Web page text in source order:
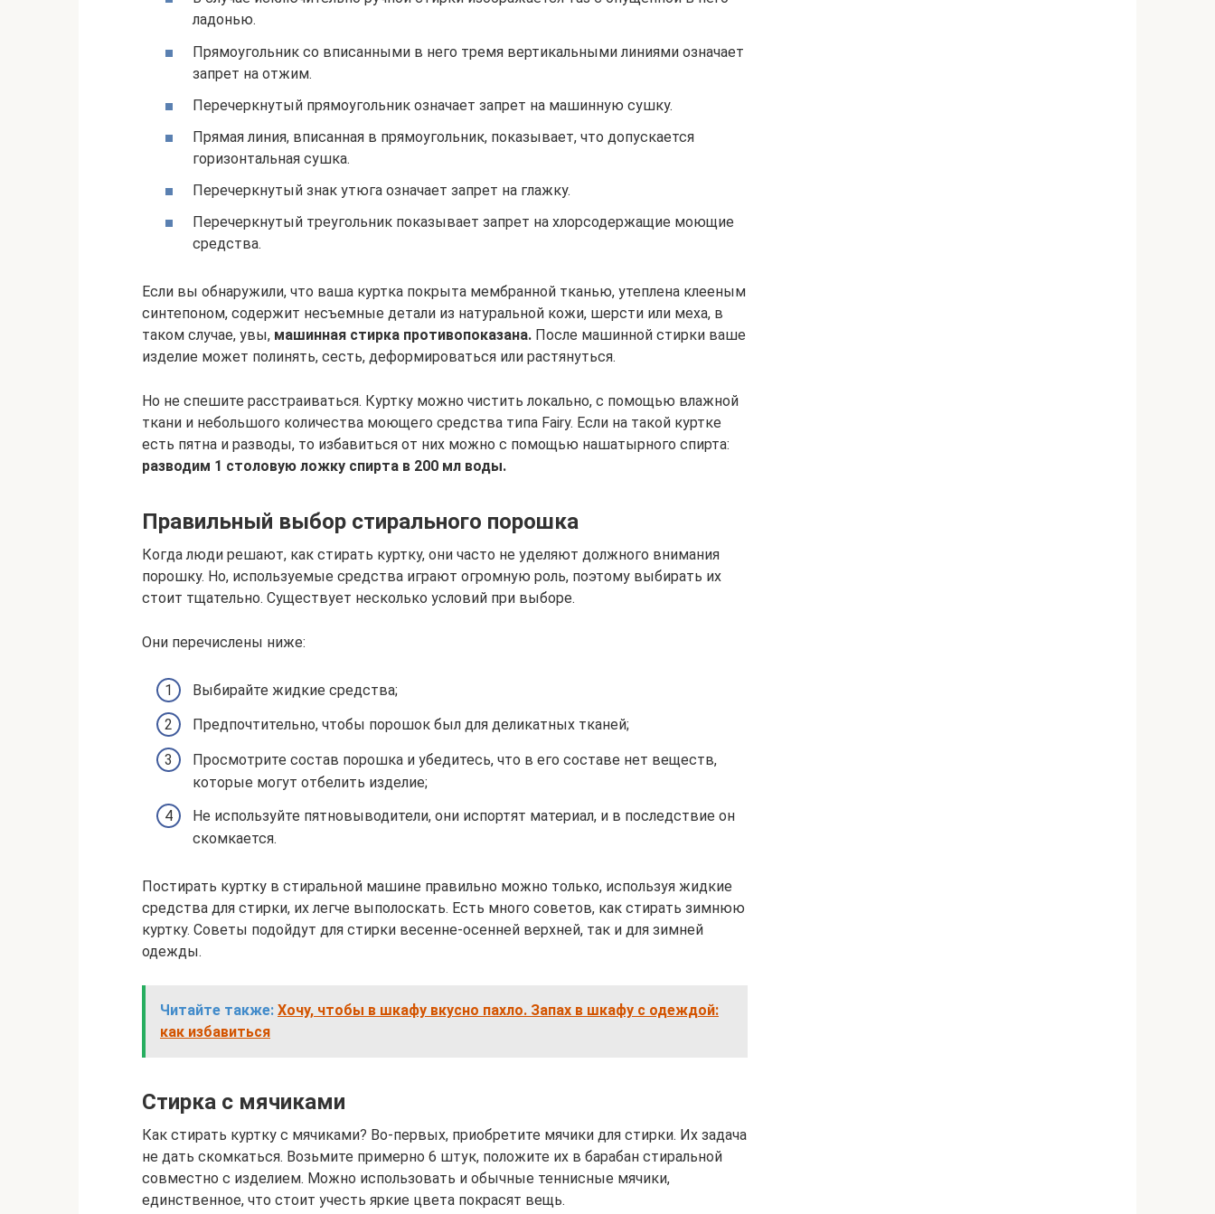
ладонью.
Прямоугольник со вписанными в него тремя вертикальными линиями означает
запрет на отжим.
Перечеркнутый прямоугольник означает запрет на машинную сушку.
Прямая линия, вписанная в прямоугольник, показывает, что допускается
горизонтальная сушка.
Перечеркнутый знак утюга означает запрет на глажку.
Перечеркнутый треугольник показывает запрет на хлорсодержащие моющие
средства.
Если вы обнаружили, что ваша куртка покрыта мембранной тканью, утеплена клееным
синтепоном, содержит несъемные детали из натуральной кожи, шерсти или меха, в
таком случае, увы, машинная стирка противопоказана. После машинной стирки ваше
изделие может полинять, сесть, деформироваться или растянуться.
Но не спешите расстраиваться. Куртку можно чистить локально, с помощью влажной
ткани и небольшого количества моющего средства типа Fairy. Если на такой куртке
есть пятна и разводы, то избавиться от них можно с помощью нашатырного спирта:
разводим 1 столовую ложку спирта в 200 мл воды.
Правильный выбор стирального порошка
Когда люди решают, как стирать куртку, они часто не уделяют должного внимания
порошку. Но, используемые средства играют огромную роль, поэтому выбирать их
стоит тщательно. Существует несколько условий при выборе.
Они перечислены ниже:
Выбирайте жидкие средства;
Предпочтительно, чтобы порошок был для деликатных тканей;
Просмотрите состав порошка и убедитесь, что в его составе нет веществ,
которые могут отбелить изделие;
Не используйте пятновыводители, они испортят материал, и в последствие он
скомкается.
Постирать куртку в стиральной машине правильно можно только, используя жидкие
средства для стирки, их легче выполоскать. Есть много советов, как стирать зимнюю
куртку. Советы подойдут для стирки весенне-осенней верхней, так и для зимней
одежды.
Читайте также: Хочу, чтобы в шкафу вкусно пахло. Запах в шкафу с одеждой:
как избавиться
Стирка с мячиками
Как стирать куртку с мячиками? Во-первых, приобретите мячики для стирки. Их задача
не дать скомкаться. Возьмите примерно 6 штук, положите их в барабан стиральной
совместно с изделием. Можно использовать и обычные теннисные мячики,
единственное, что стоит учесть яркие цвета покрасят вещь.